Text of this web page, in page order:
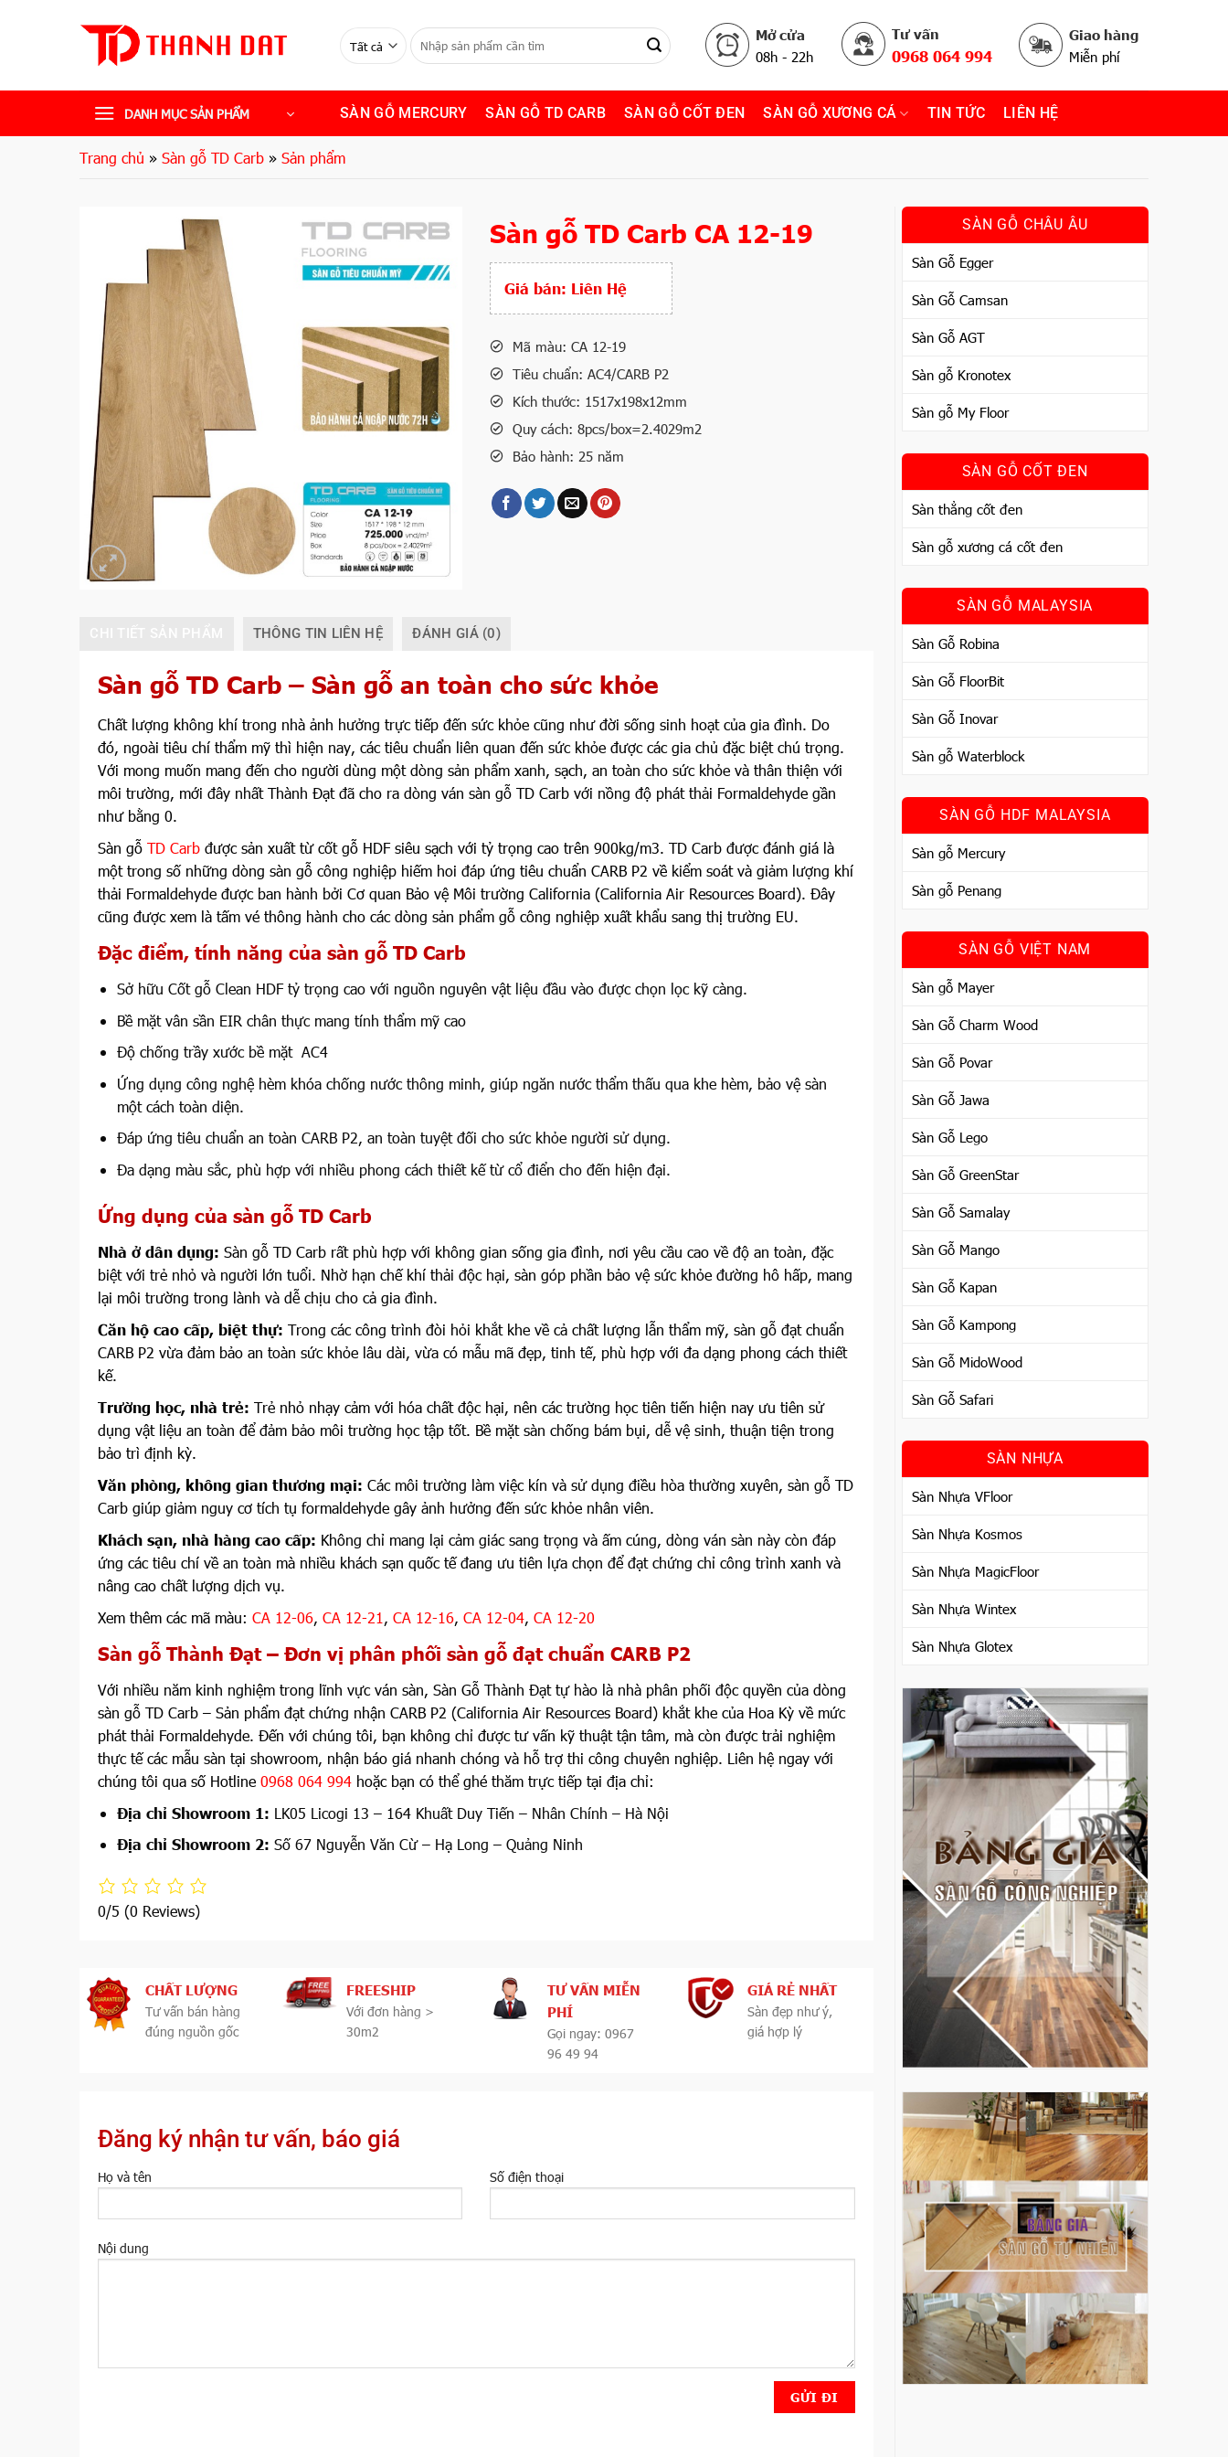
Mở cửa
08h - 22h
Tư vấn
0968 064 994
Giao hàng
Miễn phí
DANH MỤC SẢN PHẨM SÀN GỖ MERCURY SÀN GỖ TD CARB SÀN GỖ CỐT ĐEN SÀN GỖ XƯƠNG CÁ TIN TỨC LIÊN HỆ
Trang chủ » Sàn gỗ TD Carb » Sản phẩm
SÀN GỖ CHÂU ÂU
Sàn Gỗ Egger
Sàn Gỗ Camsan
Sàn Gỗ AGT
Sàn gỗ Kronotex
Sàn gỗ My Floor
SÀN GỖ CỐT ĐEN
Sàn thẳng cốt đen
Sàn gỗ xương cá cốt đen
SÀN GỖ MALAYSIA
Sàn Gỗ Robina
Sàn Gỗ FloorBit
Sàn Gỗ Inovar
Sàn gỗ Waterblock
SÀN GỖ HDF MALAYSIA
Sàn gỗ Mercury
Sàn gỗ Penang
SÀN GỖ VIỆT NAM
Sàn gỗ Mayer
Sàn Gỗ Charm Wood
Sàn Gỗ Povar
Sàn Gỗ Jawa
Sàn Gỗ Lego
Sàn Gỗ GreenStar
Sàn Gỗ Samalay
Sàn Gỗ Mango
Sàn Gỗ Kapan
Sàn Gỗ Kampong
Sàn Gỗ MidoWood
Sàn Gỗ Safari
SÀN NHỰA
Sàn Nhựa VFloor
Sàn Nhựa Kosmos
Sàn Nhựa MagicFloor
Sàn Nhựa Wintex
Sàn Nhựa Glotex
Sàn gỗ TD Carb CA 12-19
Giá bán: Liên Hệ
Mã màu: CA 12-19
Tiêu chuẩn: AC4/CARB P2
Kích thước: 1517x198x12mm
Quy cách: 8pcs/box=2.4029m2
Bảo hành: 25 năm
THÔNG TIN LIÊN HỆ ĐÁNH GIÁ (0)
Sàn gỗ TD Carb – Sàn gỗ an toàn cho sức khỏe
Chất lượng không khí trong nhà ảnh hưởng trực tiếp đến sức khỏe cũng như đời sống sinh hoạt của gia đình. Do
đó, ngoài tiêu chí thẩm mỹ thì hiện nay, các tiêu chuẩn liên quan đến sức khỏe được các gia chủ đặc biệt chú trọng.
Với mong muốn mang đến cho người dùng một dòng sản phẩm xanh, sạch, an toàn cho sức khỏe và thân thiện với
môi trường, mới đây nhất Thành Đạt đã cho ra dòng ván sàn gỗ TD Carb với nồng độ phát thải Formaldehyde gần
như bằng 0.
Sàn gỗ TD Carb được sản xuất từ cốt gỗ HDF siêu sạch với tỷ trọng cao trên 900kg/m3. TD Carb được đánh giá là
một trong số những dòng sàn gỗ công nghiệp hiếm hoi đáp ứng tiêu chuẩn CARB P2 về kiểm soát và giảm lượng khí
thải Formaldehyde được ban hành bởi Cơ quan Bảo vệ Môi trường California (California Air Resources Board). Đây
cũng được xem là tấm vé thông hành cho các dòng sản phẩm gỗ công nghiệp xuất khẩu sang thị trường EU.
Đặc điểm, tính năng của sàn gỗ TD Carb
Sở hữu Cốt gỗ Clean HDF tỷ trọng cao với nguồn nguyên vật liệu đầu vào được chọn lọc kỹ càng.
Bề mặt vân sần EIR chân thực mang tính thẩm mỹ cao
Độ chống trầy xước bề mặt AC4
Ứng dụng công nghệ hèm khóa chống nước thông minh, giúp ngăn nước thẩm thấu qua khe hèm, bảo vệ sàn
một cách toàn diện.
Đáp ứng tiêu chuẩn an toàn CARB P2, an toàn tuyệt đối cho sức khỏe người sử dụng.
Đa dạng màu sắc, phù hợp với nhiều phong cách thiết kế từ cổ điển cho đến hiện đại.
Ứng dụng của sàn gỗ TD Carb
Nhà ở dân dụng: Sàn gỗ TD Carb rất phù hợp với không gian sống gia đình, nơi yêu cầu cao về độ an toàn, đặc
biệt với trẻ nhỏ và người lớn tuổi. Nhờ hạn chế khí thải độc hại, sàn góp phần bảo vệ sức khỏe đường hô hấp, mang
lại môi trường trong lành và dễ chịu cho cả gia đình.
Căn hộ cao cấp, biệt thự: Trong các công trình đòi hỏi khắt khe về cả chất lượng lẫn thẩm mỹ, sàn gỗ đạt chuẩn
CARB P2 vừa đảm bảo an toàn sức khỏe lâu dài, vừa có mẫu mã đẹp, tinh tế, phù hợp với đa dạng phong cách thiết
kế.
Trường học, nhà trẻ: Trẻ nhỏ nhạy cảm với hóa chất độc hại, nên các trường học tiên tiến hiện nay ưu tiên sử
dụng vật liệu an toàn để đảm bảo môi trường học tập tốt. Bề mặt sàn chống bám bụi, dễ vệ sinh, thuận tiện trong
bảo trì định kỳ.
Văn phòng, không gian thương mại: Các môi trường làm việc kín và sử dụng điều hòa thường xuyên, sàn gỗ TD
Carb giúp giảm nguy cơ tích tụ formaldehyde gây ảnh hưởng đến sức khỏe nhân viên.
Khách sạn, nhà hàng cao cấp: Không chỉ mang lại cảm giác sang trọng và ấm cúng, dòng ván sàn này còn đáp
ứng các tiêu chí về an toàn mà nhiều khách sạn quốc tế đang ưu tiên lựa chọn để đạt chứng chỉ công trình xanh và
nâng cao chất lượng dịch vụ.
Xem thêm các mã màu: CA 12-06, CA 12-21, CA 12-16, CA 12-04, CA 12-20
Sàn gỗ Thành Đạt – Đơn vị phân phối sàn gỗ đạt chuẩn CARB P2
Với nhiều năm kinh nghiệm trong lĩnh vực ván sàn, Sàn Gỗ Thành Đạt tự hào là nhà phân phối độc quyền của dòng
sàn gỗ TD Carb – Sản phẩm đạt chứng nhận CARB P2 (California Air Resources Board) khắt khe của Hoa Kỳ về mức
phát thải Formaldehyde. Đến với chúng tôi, bạn không chỉ được tư vấn kỹ thuật tận tâm, mà còn được trải nghiệm
thực tế các mẫu sàn tại showroom, nhận báo giá nhanh chóng và hỗ trợ thi công chuyên nghiệp. Liên hệ ngay với
chúng tôi qua số Hotline 0968 064 994 hoặc bạn có thể ghé thăm trực tiếp tại địa chỉ:
Địa chỉ Showroom 1: LK05 Licogi 13 – 164 Khuất Duy Tiến – Nhân Chính – Hà Nội
Địa chỉ Showroom 2: Số 67 Nguyễn Văn Cừ – Hạ Long – Quảng Ninh
0/5 (0 Reviews)
CHẤT LƯỢNG
Tư vấn bán hàng
đúng nguồn gốc
FREESHIP
Với đơn hàng >
30m2
TƯ VẤN MIỄN
PHÍ
Gọi ngay: 0967
96 49 94
GIÁ RẺ NHẤT
Sàn đẹp như ý,
giá hợp lý
Đăng ký nhận tư vấn, báo giá
Họ và tên Số điện thoại
Nội dung